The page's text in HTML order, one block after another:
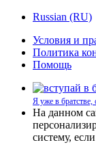
Russian (RU)
Условия и
Политика
Помощь
Я уже в братстве,
На данном
систему,